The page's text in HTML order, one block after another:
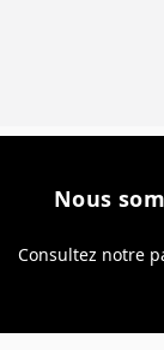
Nous
Consultez notre